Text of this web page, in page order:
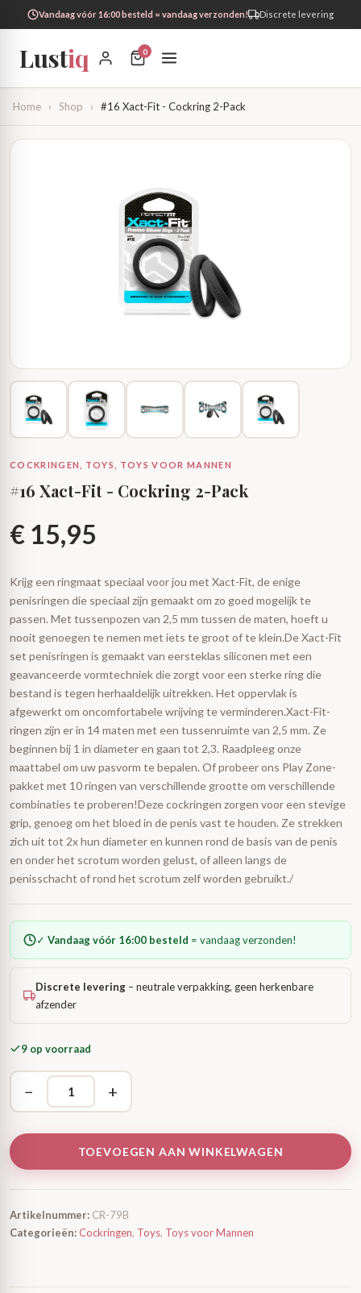
Vandaag vóór 16:00 besteld = vandaag verzonden! Discrete levering
Lustiq 0
Home › Shop › #16 Xact-Fit - Cockring 2-Pack
COCKRINGEN, TOYS, TOYS VOOR MANNEN
#16 Xact-Fit - Cockring 2-Pack
€ 15,95
Krijg een ringmaat speciaal voor jou met Xact-Fit, de enige
penisringen die speciaal zijn gemaakt om zo goed mogelijk te
passen. Met tussenpozen van 2,5 mm tussen de maten, hoeft u
nooit genoegen te nemen met iets te groot of te klein.De Xact-Fit
set penisringen is gemaakt van eersteklas siliconen met een
geavanceerde vormtechniek die zorgt voor een sterke ring die
bestand is tegen herhaaldelijk uitrekken. Het oppervlak is
afgewerkt om oncomfortabele wrijving te verminderen.Xact-Fit-
ringen zijn er in 14 maten met een tussenruimte van 2,5 mm. Ze
beginnen bij 1 in diameter en gaan tot 2,3. Raadpleeg onze
maattabel om uw pasvorm te bepalen. Of probeer ons Play Zone-
pakket met 10 ringen van verschillende grootte om verschillende
combinaties te proberen!Deze cockringen zorgen voor een stevige
grip, genoeg om het bloed in de penis vast te houden. Ze strekken
zich uit tot 2x hun diameter en kunnen rond de basis van de penis
en onder het scrotum worden gelust, of alleen langs de
penisschacht of rond het scrotum zelf worden gebruikt./
✓ Vandaag vóór 16:00 besteld = vandaag verzonden!
Discrete levering – neutrale verpakking, geen herkenbare
afzender
9 op voorraad
− +
TOEVOEGEN AAN WINKELWAGEN
Artikelnummer: CR-79B
Categorieën:Cockringen, Toys, Toys voor Mannen